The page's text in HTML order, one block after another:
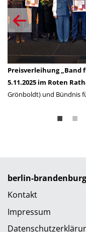
Preisverleihung „Band
5.11.2025 im Roten
Grönboldt) und Bündnis
berlin-
Kontakt
Impressum